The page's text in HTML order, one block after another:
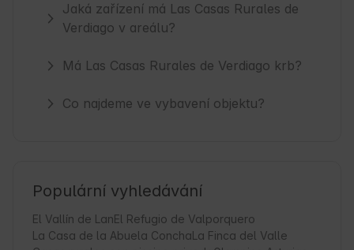
Jaká zařízení má Las Casas Rurales de
Verdiago v areálu?
Má Las Casas Rurales de Verdiago krb?
Co najdeme ve vybavení objektu?
Populární vyhledávání
El Vallín de LanEl Refugio de Valporquero
La Casa de la Abuela ConchaLa Finca del Valle